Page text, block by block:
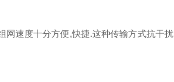
速度十分方便,快捷.这种传输方式抗干扰